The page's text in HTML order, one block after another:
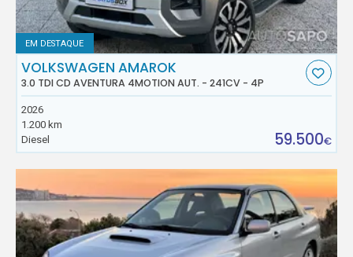
EM DESTAQUE
VOLKSWAGEN AMAROK
3.0 TDI CD AVENTURA 4MOTION AUT. - 241CV - 4P
2026
1.200 km
Diesel
59.500€